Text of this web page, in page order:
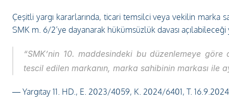
Çeşitli yargı kararlarında, ticari temsilci veya vekilin marka
SMK m. 6/2’ye dayanarak hükümsüzlük davası
“SMK’nin 10. maddesindeki bu düzenlemeye
tescil edilen markanın, marka sahibinin markası ile
— Yargıtay 11. HD., E. 2023/4059, K. 2024/6401, T. 16.9.2024